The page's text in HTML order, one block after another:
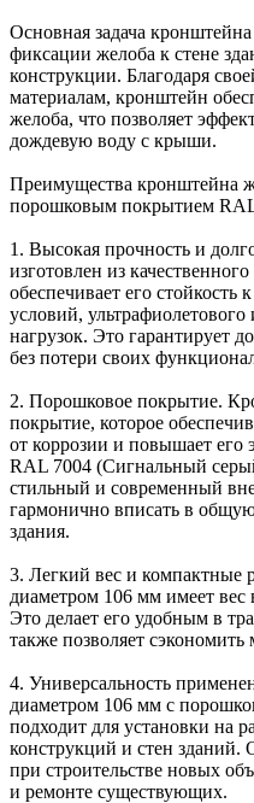
Основная задача
фиксации желоба к стене
конструкции. Благодаря
материалам, кронштейн
желоба, что позволяет
дождевую воду с крыши.
Преимущества кронштейна
порошковым покрытием
1. Высокая прочность и
изготовлен из
обеспечивает его
условий,
нагрузок. Это гарантирует
без потери своих
2. Порошковое покрытие.
покрытие, которое
от коррозии и повышает его
RAL 7004 (Сигнальный
стильный и современный
гармонично вписать в
здания.
3. Легкий вес и компактные
диаметром 106 мм имеет вес
Это делает его удобным в
также позволяет
4. Универсальность
диаметром 106 мм с
подходит для установки на
конструкций и стен зданий.
при строительстве новых
и ремонте существующих.